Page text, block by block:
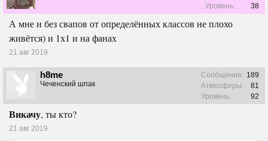
Уровень:
38
А мне и без свапов от определённых классов не плохо
живётся) и 1х1 и на фанах
21 авг 2019
h8me
Чеченский шпак
Сообщения: 189
Атмосферы:
81
Уровень:
92
Викачу, ты кто?
21 авг 2019